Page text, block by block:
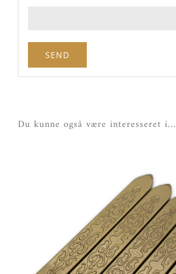
Du kunne også være interesseret i…